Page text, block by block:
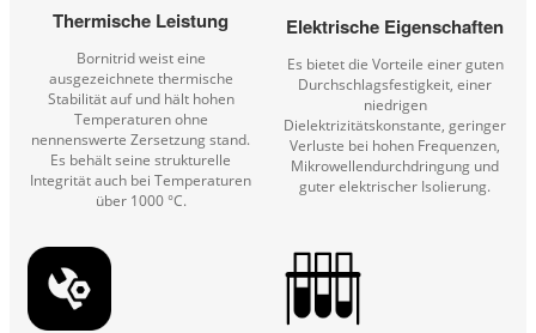
Thermische Leistung
Bornitrid weist eine
ausgezeichnete thermische
Stabilität auf und hält hohen
Temperaturen ohne
nennenswerte Zersetzung stand.
Es behält seine strukturelle
Integrität auch bei Temperaturen
über 1000 °C.
Elektrische Eigenschaften
Es bietet die Vorteile einer guten
Durchschlagsfestigkeit, einer
niedrigen
Dielektrizitätskonstante, geringer
Verluste bei hohen Frequenzen,
Mikrowellendurchdringung und
guter elektrischer Isolierung.